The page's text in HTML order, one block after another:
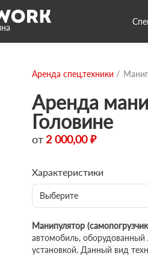
Аренда спец.техники
Аренда
Головине
от 2 000,00 ₽
Характеристики
Выберите
Манипулятор
автомобиль, оборудованный
установкой. Данный вид